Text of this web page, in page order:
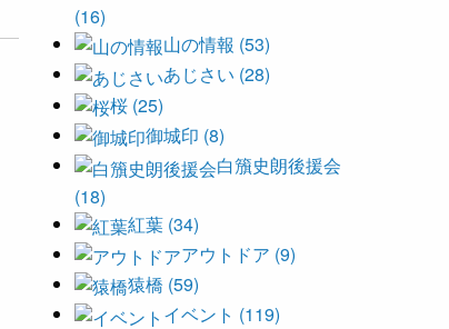
(16)
山の情報 (53)
あじさい (28)
桜 (25)
御城印 (8)
白籏史朗後援会
(18)
紅葉 (34)
アウトドア (9)
猿橋 (59)
イベント (119)